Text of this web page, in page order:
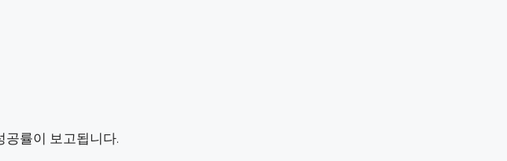
공률이 보고됩니다.